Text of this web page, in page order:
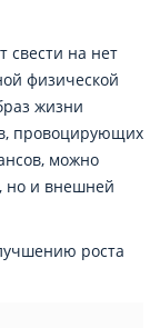
свести на нет
физической
жизни
провоцирующих
можно
но и внешней
роста